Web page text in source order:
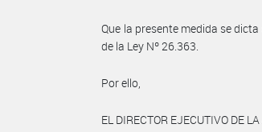
Que la presente medida se
de la Ley Nº 26.363.
Por ello,
EL DIRECTOR EJECUTIVO DE